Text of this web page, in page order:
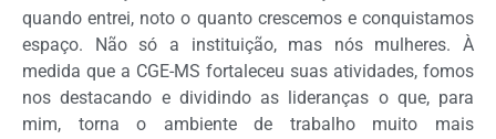
quando entrei, noto o quanto crescemos e conquistamos
espaço. Não só a instituição, mas nós mulheres. À
medida que a CGE-MS fortaleceu suas atividades, fomos
nos destacando e dividindo as lideranças o que, para
mim, torna o ambiente de trabalho muito mais